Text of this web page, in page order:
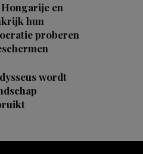
en
hun
proberen
wordt